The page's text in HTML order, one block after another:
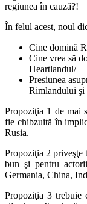
regiunea în cauză?!
În felul acest, noul
Cine domină
Cine vrea să
Heartlandul/
Presiunea
Rimlandului şi
Propoziţia 1 de mai
fie chibzuită în
Rusia.
Propoziţia 2 priveşţe
bun şi pentru
Germania, China,
Propoziţia 3